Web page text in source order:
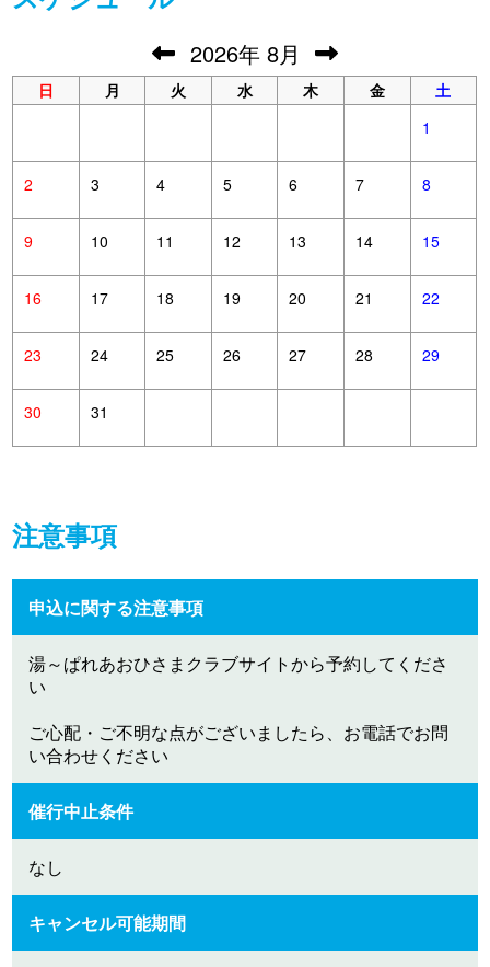
2026年 8月
日 月 火 水 木 金
土
1
2 3 4 5 6 7 8
9 10 11 12 13 14 15
16 17 18 19 20 21 22
23 24 25 26 27 28 29
30 31
注意事項
申込に関する注意事項
湯～ぱれあおひさまクラブサイトから予約してくださ
い
ご心配・ご不明な点がございましたら、お電話でお問
い合わせください
催行中止条件
なし
キャンセル可能期間